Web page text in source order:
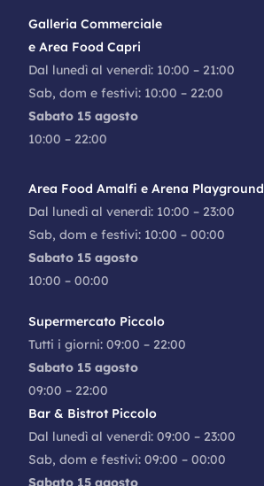
Galleria Commerciale
e Area Food Capri
Dal lunedì al venerdì: 10:00 – 21:00
Sab, dom e festivi: 10:00 – 22:00
Sabato 15 agosto
10:00 – 22:00
Area Food Amalfi e Arena Playground
Dal lunedì al venerdì: 10:00 – 23:00
Sab, dom e festivi: 10:00 – 00:00
Sabato 15 agosto
10:00 – 00:00
Supermercato Piccolo
Tutti i giorni: 09:00 – 22:00
Sabato 15 agosto
09:00 – 22:00
Bar & Bistrot Piccolo
Dal lunedì al venerdì: 09:00 – 23:00
Sab, dom e festivi: 09:00 – 00:00
Sabato 15 agosto